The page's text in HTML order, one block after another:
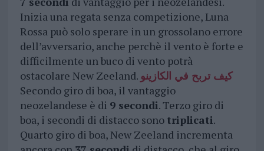
Inizia una regata senza competizione, Luna
Rossa può solo sperare in un grossolano errore
dell’avversario, anche perchè il vento è forte e
difficilmente un buco di vento potrà
ostacolare New Zeeland. كيف تربح في الكازينو
Secondo giro di boa, il vantaggio
neozelandese è di 9 secondi. Terzo giro di
boa, i secondi di distacco sono triplicati.
Quarto giro di boa, New Zeeland incrementa